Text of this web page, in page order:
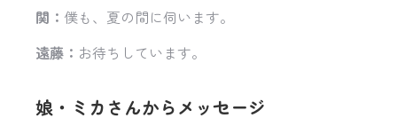
関： 僕も、夏の間に伺います。
遠藤： お待ちしています。
娘・ミカさんからメッセージ